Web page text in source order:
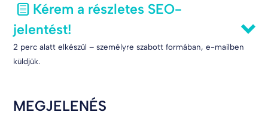
Kérem a részletes SEO-
jelentést!
2 perc alatt elkészül – személyre szabott formában, e-mailben
küldjük.
MEGJELENÉS